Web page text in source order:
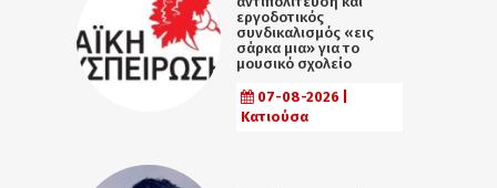
εργοδοτικός
συνδικαλισμός «εις
σάρκα μια» για το
μουσικό σχολείο
07-08-2026 |
Κατιούσα